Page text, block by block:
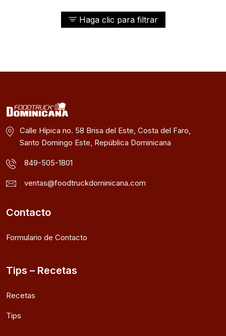
Haga clic para filtrar
Calle Hípica no. 58 Brisa del Este, Costa del Faro,
Santo Domingo Este, República Dominicana
849-505-1801
ventas@foodtruckdominicana.com
Contacto
Formulario de Contacto
Tips – Recetas
Recetas
Tips